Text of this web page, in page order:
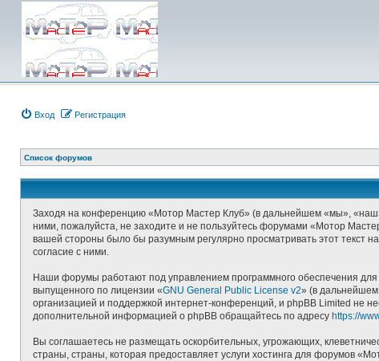
Вход Регистрация
Список форумов
Заходя на конференцию «Мотор Мастер Клуб» (в дальнейшем «мы»,
ними, пожалуйста, не заходите и не пользуйтесь форумами «Мотор
вашей стороны было бы разумным регулярно просматривать этот текст
согласие с ними.
Наши форумы работают под управлением программного обеспечения
выпущенного по лицензии «GNU General Public License v2» (в дальнейшем
организацией и поддержкой интернет-конференций, и phpBB Limited не
дополнительной информацией о phpBB обращайтесь по адресу https://
Вы соглашаетесь не размещать оскорбительных, угрожающих,
страны, страны, которая предоставляет услуги хостинга для форумов